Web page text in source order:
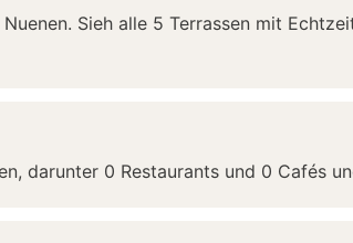
Sieh alle 5 Terrassen mit
darunter 0 Restaurants und 0 Cafés